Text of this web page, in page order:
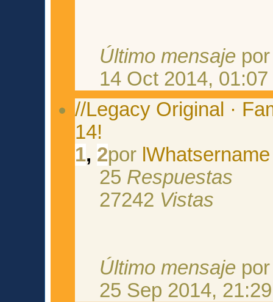
Último mensaje
14 Oct 2014, 01:07
//Legacy Original ·
14!
1, 2por lWhatsername
25 Respuestas
27242 Vistas
Último mensaje
25 Sep 2014, 21:29